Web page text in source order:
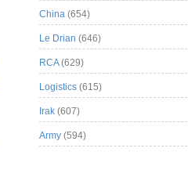
China (654)
Le Drian (646)
RCA(629)
Logistics (615)
Irak (607)
Army (594)